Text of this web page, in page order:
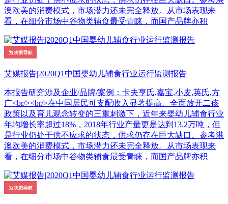
澳欧美的消费模式，市场潜力还未完全释放。从市场表现来
看，在细分市场中谷物类辅食最受青睐，而国产品牌亦积
艾媒报告|2020Q1中国婴幼儿辅食行业运行监测报告
本报告研究涉及企业/品牌/案例：卡夫亨氏,嘉宝,小皮,英氏,方
广<br/><br/>在中国居民可支配收入显著提高、全面放开二孩
政策以及育儿观念转变的三重刺激下，近年来婴幼儿辅食行业
年均增长率超过18%，2018年行业产量更是达到13.2万吨，但
是行业仍处于供不应求的状态，供求仍存在巨大缺口。参考港
澳欧美的消费模式，市场潜力还未完全释放。从市场表现来
看，在细分市场中谷物类辅食最受青睐，而国产品牌亦积